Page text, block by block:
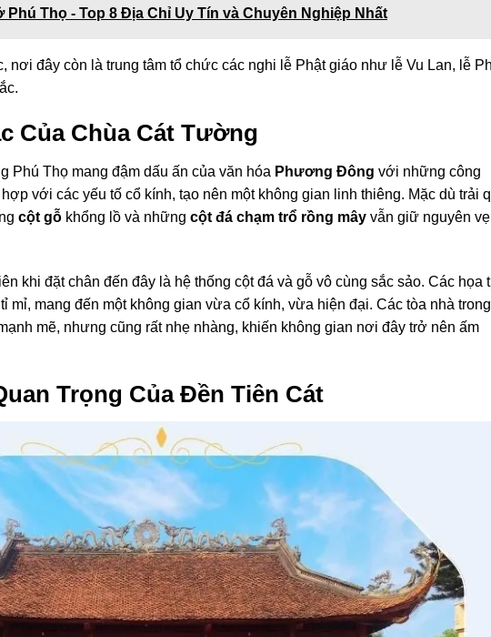
Phú Thọ - Top 8 Địa Chỉ Uy Tín và Chuyên Nghiệp Nhất
nơi đây còn là trung tâm tổ chức các nghi lễ Phật giáo như lễ Vu Lan, lễ
Của Chùa Cát Tường
Phú Thọ mang đậm dấu ấn của văn hóa Phương Đông với những công
với các yếu tố cổ kính, tạo nên một không gian linh thiêng. Mặc dù trải
cột gỗ khổng lồ và những cột đá chạm trổ rồng mây vẫn giữ nguyên
khi đặt chân đến đây là hệ thống cột đá và gỗ vô cùng sắc sảo. Các họa
mỉ, mang đến một không gian vừa cổ kính, vừa hiện đại. Các tòa nhà trong
mẽ, nhưng cũng rất nhẹ nhàng, khiến không gian nơi đây trở nên ấm
Trọng Của Đền Tiên Cát